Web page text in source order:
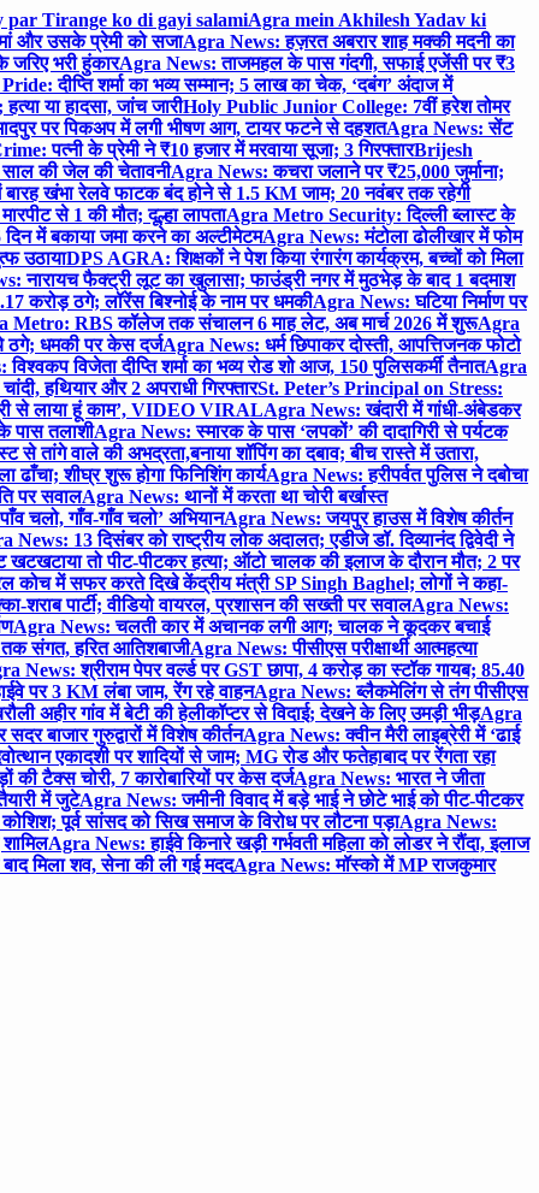
par Tirange ko di gayi salamiAgra mein Akhilesh Yadav ki
और उसके प्रेमी को सजाAgra News: हज़रत अबरार शाह मक्की मदनी का
भरी हुंकारAgra News: ताजमहल के पास गंदगी, सफाई एजेंसी पर ₹3
दीप्ति शर्मा का भव्य सम्मान; 5 लाख का चेक, ‘दबंग’ अंदाज में
या हादसा, जांच जारीHoly Public Junior College: 7वीं हरेश तोमर
पर पिकअप में लगी भीषण आग, टायर फटने से दहशतAgra News: सेंट
पत्नी के प्रेमी ने ₹10 हजार में मरवाया सूजा; 3 गिरफ्तारBrijesh
की जेल की चेतावनीAgra News: कचरा जलाने पर ₹25,000 जुर्माना;
खंभा रेलवे फाटक बंद होने से 1.5 KM जाम; 20 नवंबर तक रहेगी
से 1 की मौत; दूल्हा लापताAgra Metro Security: दिल्ली ब्लास्ट के
में बकाया जमा करने का अल्टीमेटमAgra News: मंटोला ढोलीखार में फोम
उठायाDPS AGRA: शिक्षकों ने पेश किया रंगारंग कार्यक्रम, बच्चों को मिला
नारायच फैक्ट्री लूट का खुलासा; फाउंड्री नगर में मुठभेड़ के बाद 1 बदमाश
करोड़ ठगे; लॉरेंस बिश्नोई के नाम पर धमकीAgra News: घटिया निर्माण पर
Metro: RBS कॉलेज तक संचालन 6 माह लेट, अब मार्च 2026 में शुरूAgra
ठगे; धमकी पर केस दर्जAgra News: धर्म छिपाकर दोस्ती, आपत्तिजनक फोटो
विजेता दीप्ति शर्मा का भव्य रोड शो आज, 150 पुलिसकर्मी तैनातAgra
हथियार और 2 अपराधी गिरफ्तारSt. Peter’s Principal on Stress:
से लाया हूं काम’, VIDEO VIRALAgra News: खंदारी में गांधी-अंबेडकर
पास तलाशीAgra News: स्मारक के पास ‘लपकों’ की दादागिरी से पर्यटक
तांगे वाले की अभद्रता,बनाया शॉपिंग का दबाव; बीच रास्ते में उतारा,
शीघ्र शुरू होगा फिनिशिंग कार्यAgra News: हरीपर्वत पुलिस ने दबोचा
पर सवालAgra News: थानों में करता था चोरी बर्खास्त
चलो, गाँव-गाँव चलो’ अभियानAgra News: जयपुर हाउस में विशेष कीर्तन
News: 13 दिसंबर को राष्ट्रीय लोक अदालत; एडीजे डॉ. दिव्यानंद द्विवेदी ने
तो पीट-पीटकर हत्या; ऑटो चालक की इलाज के दौरान मौत; 2 पर
कोच में सफर करते दिखे केंद्रीय मंत्री SP Singh Baghel; लोगों ने कहा-
पार्टी; वीडियो वायरल, प्रशासन की सख्ती पर सवालAgra News:
Agra News: चलती कार में अचानक लगी आग; चालक ने कूदकर बचाई
संगत, हरित आतिशबाजीAgra News: पीसीएस परीक्षार्थी आत्महत्या
News: श्रीराम पेपर वर्ल्ड पर GST छापा, 4 करोड़ का स्टॉक गायब; 85.40
पर 3 KM लंबा जाम, रेंग रहे वाहनAgra News: ब्लैकमेलिंग से तंग पीसीएस
अहीर गांव में बेटी की हेलीकॉप्टर से विदाई; देखने के लिए उमड़ी भीड़Agra
बाजार गुरुद्वारों में विशेष कीर्तनAgra News: क्वीन मैरी लाइब्रेरी में ‘ढाई
एकादशी पर शादियों से जाम; MG रोड और फतेहाबाद पर रेंगता रहा
टैक्स चोरी, 7 कारोबारियों पर केस दर्जAgra News: भारत ने जीता
में जुटेAgra News: जमीनी विवाद में बड़े भाई ने छोटे भाई को पीट-पीटकर
पूर्व सांसद को सिख समाज के विरोध पर लौटना पड़ाAgra News:
Agra News: हाईवे किनारे खड़ी गर्भवती महिला को लोडर ने रौंदा, इलाज
मिला शव, सेना की ली गई मददAgra News: मॉस्को में MP राजकुमार